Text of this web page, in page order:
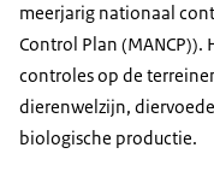
meerjarig nationaal
Control Plan
controles op de
dierenwelzijn,
biologische productie.